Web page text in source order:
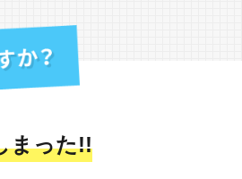
まった!!